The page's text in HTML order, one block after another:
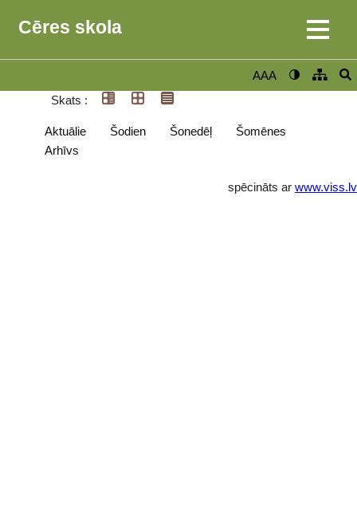
Cēres skola
AAA
Skats :
Aktuālie Šodien Šonedēļ
Šomēnes
Arhīvs
spēcināts ar www.viss.lv